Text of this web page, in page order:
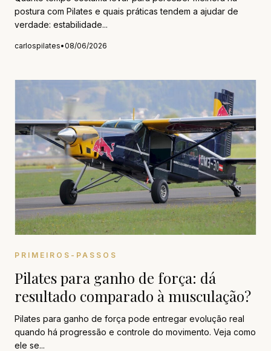
postura com Pilates e quais práticas tendem a ajudar de
verdade: estabilidade...
carlospilates•08/06/2026
PRIMEIROS-PASSOS
Pilates para ganho de força: dá
resultado comparado à musculação?
Pilates para ganho de força pode entregar evolução real
quando há progressão e controle do movimento. Veja como
ele se...